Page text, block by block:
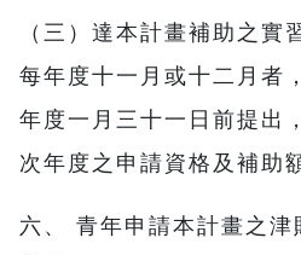
（三）達本計畫補助之實
每年度十一月或十二月者
年度一月三十一日前提出
次年度之申請資格及補助
六、 青年申請本計畫之津